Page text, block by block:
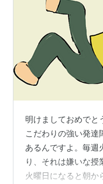
明けましておめでと
こだわりの強い発達
あるんですよ。毎週
り、それは嫌いな授
火曜日になると朝か